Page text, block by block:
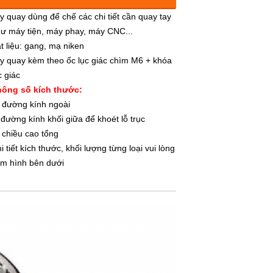
145.000đ
lỗ 14mm
145.000đ
lỗ 16mm
145.000đ
lỗ 16mm
145.000đ
quay dùng để chế các chi tiết cần quay tay
máy tiện, máy phay, máy CNC...
liệu: gang, mạ niken
quay kèm theo ốc lục giác chìm M6 + khóa
giác
số kích thước:
đường kính ngoài
kính khối giữa để khoét lỗ trục
chiều cao tổng
tiết kích thước, khối lượng từng loại vui lòng
hình bên dưới